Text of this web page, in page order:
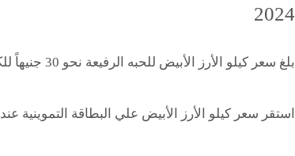
2024
بلغ سعر كيلو الأرز الأبيض للحبه الرفيعة نحو 30 جنيهاً للكيلو.
استقر سعر كيلو الأرز الأبيض علي البطاقة التموينية عند 16.3 جنيهاً.